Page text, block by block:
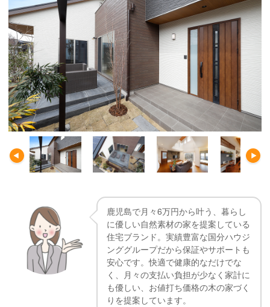
鹿児島で月々6万円から叶う、暮らし
に優しい自然素材の家を提案している
住宅ブランド。実績豊富な国分ハウジ
ンググループだから保証やサポートも
安心です。快適で健康的なだけでな
く、月々の支払い負担が少なく家計に
も優しい、お値打ち価格の木の家づく
りを提案しています。